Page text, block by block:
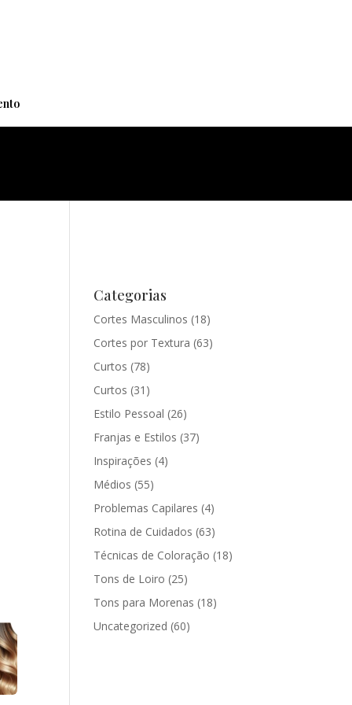
Categorias
Cortes Masculinos (18)
Cortes por Textura (63)
Curtos (78)
Curtos (31)
Estilo Pessoal (26)
Franjas e Estilos (37)
Inspirações (4)
Médios (55)
Problemas Capilares (4)
Rotina de Cuidados (63)
Técnicas de Coloração (18)
Tons de Loiro (25)
Tons para Morenas (18)
Uncategorized (60)